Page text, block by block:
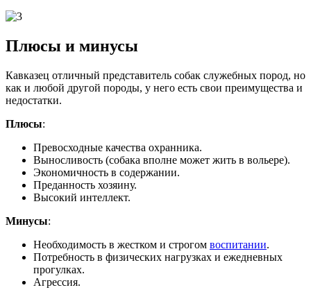
Плюсы и минусы
Кавказец отличный представитель собак служебных пород, но
как и любой другой породы, у него есть свои преимущества и
недостатки.
Плюсы:
Превосходные качества охранника.
Выносливость (собака вполне может жить в вольере).
Экономичность в содержании.
Преданность хозяину.
Высокий интеллект.
Минусы:
Необходимость в жестком и строгом воспитании.
Потребность в физических нагрузках и ежедневных
прогулках.
Агрессия.